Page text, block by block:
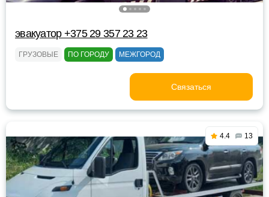
эвакуатор +375 29 357 23 23
ГРУЗОВЫЕ ПО ГОРОДУ МЕЖГОРОД
Связаться
4.4 13